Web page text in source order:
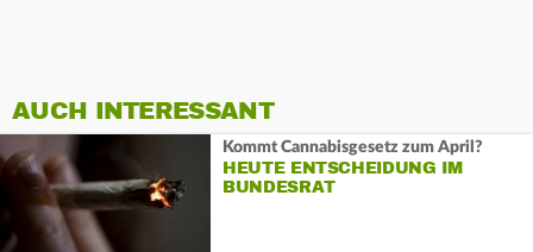
AUCH INTERESSANT
Kommt Cannabisgesetz zum April?
HEUTE ENTSCHEIDUNG IM
BUNDESRAT